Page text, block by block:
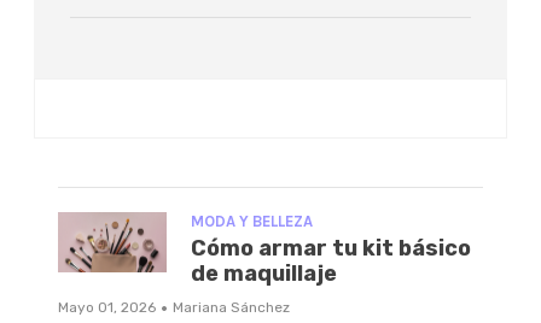
MODA Y BELLEZA
Cómo armar tu kit básico
de maquillaje
Mayo 01, 2026 · Mariana Sánchez